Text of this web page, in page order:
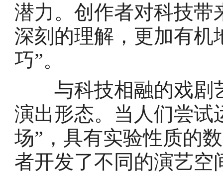
潜力。创作者对科技带
深刻的理解，更加有机
巧”。
与科技相融的戏剧
演出形态。当人们尝试
场”，具有实验性质的
者开发了不同的演艺空